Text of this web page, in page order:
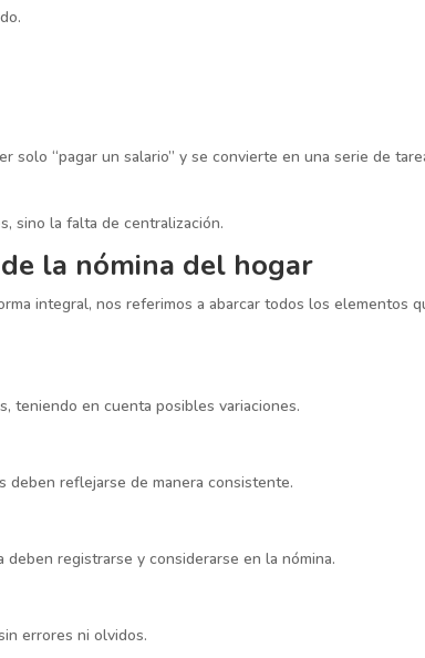
solo “pagar un salario” y se convierte en una serie de
sino la falta de centralización.
la nómina del hogar
integral, nos referimos a abarcar todos los elementos
teniendo en cuenta posibles variaciones.
deben reflejarse de manera consistente.
deben registrarse y considerarse en la nómina.
errores ni olvidos.